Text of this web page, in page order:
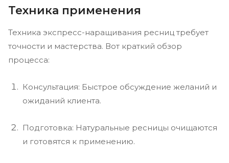
Техника применения
Техника экспресс-наращивания ресниц требует
точности и мастерства. Вот краткий обзор
процесса:
Консультация: Быстрое обсуждение желаний и
ожиданий клиента.
Подготовка: Натуральные ресницы очищаются
и готовятся к применению.